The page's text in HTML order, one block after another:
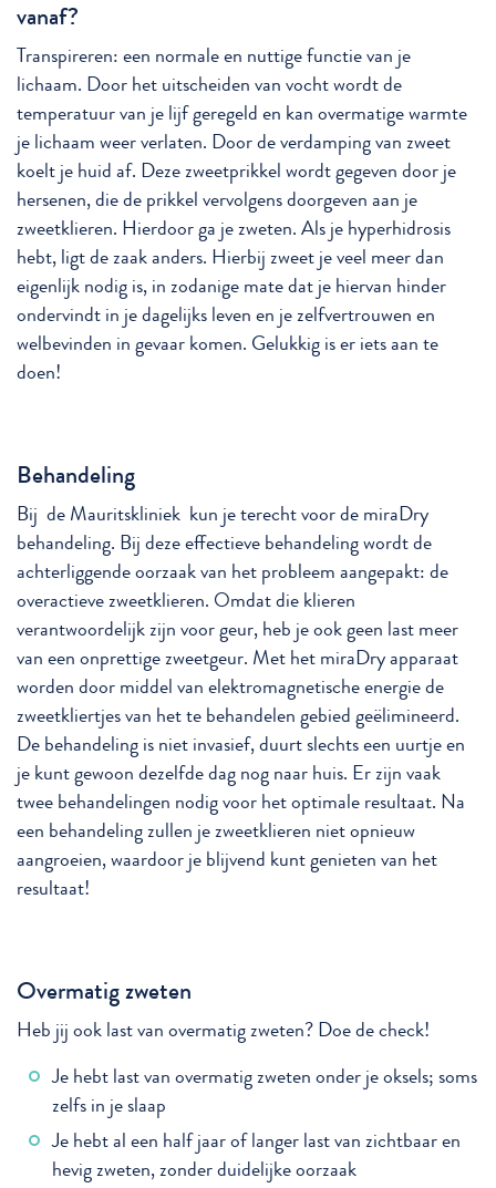
vanaf?
Transpireren: een normale en nuttige functie van je
lichaam. Door het uitscheiden van vocht wordt de
temperatuur van je lijf geregeld en kan overmatige warmte
je lichaam weer verlaten. Door de verdamping van zweet
koelt je huid af. Deze zweetprikkel wordt gegeven door je
hersenen, die de prikkel vervolgens doorgeven aan je
zweetklieren. Hierdoor ga je zweten. Als je hyperhidrosis
hebt, ligt de zaak anders. Hierbij zweet je veel meer dan
eigenlijk nodig is, in zodanige mate dat je hiervan hinder
ondervindt in je dagelijks leven en je zelfvertrouwen en
welbevinden in gevaar komen. Gelukkig is er iets aan te
doen!
Behandeling
Bij de Mauritskliniek kun je terecht voor de miraDry
behandeling. Bij deze effectieve behandeling wordt de
achterliggende oorzaak van het probleem aangepakt: de
overactieve zweetklieren. Omdat die klieren
verantwoordelijk zijn voor geur, heb je ook geen last meer
van een onprettige zweetgeur. Met het miraDry apparaat
worden door middel van elektromagnetische energie de
zweetkliertjes van het te behandelen gebied geëlimineerd.
De behandeling is niet invasief, duurt slechts een uurtje en
je kunt gewoon dezelfde dag nog naar huis. Er zijn vaak
twee behandelingen nodig voor het optimale resultaat. Na
een behandeling zullen je zweetklieren niet opnieuw
aangroeien, waardoor je blijvend kunt genieten van het
resultaat!
Overmatig zweten
Heb jij ook last van overmatig zweten? Doe de check!
Je hebt last van overmatig zweten onder je oksels; soms
zelfs in je slaap
Je hebt al een half jaar of langer last van zichtbaar en
hevig zweten, zonder duidelijke oorzaak